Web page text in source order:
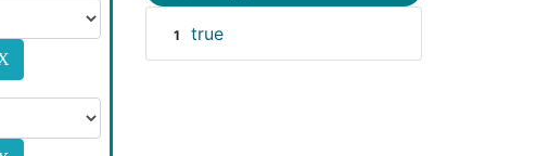
1 true